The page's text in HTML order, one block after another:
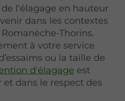
l'élagage en hauteur
dans les contextes
Thorins.
à votre service
ou la taille de
d'élagage est
dans le respect des